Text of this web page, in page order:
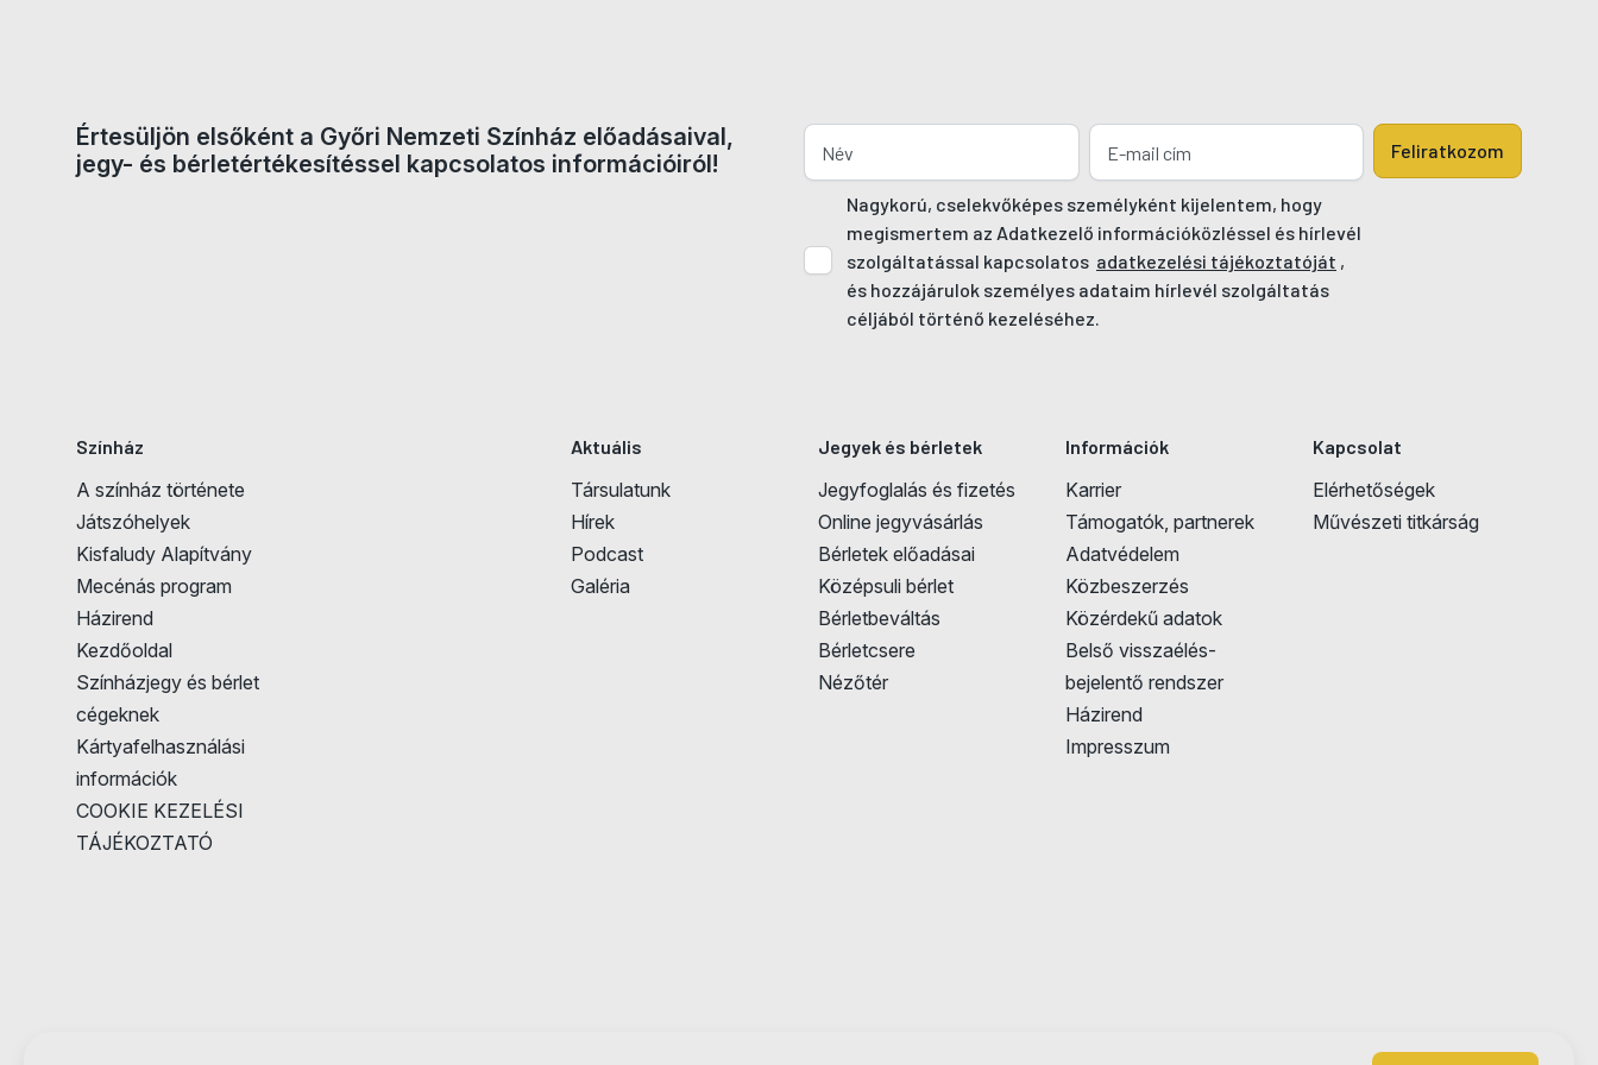
Jegyvásárlás
Értesüljön elsőként a Győri Nemzeti Színház előadásaival,
jegy- és bérletértékesítéssel kapcsolatos információiról!
Nagykorú, cselekvőképes személyként kijelentem, hogy
megismertem az Adatkezelő információközléssel és hírlevél
szolgáltatással kapcsolatos adatkezelési tájékoztatóját ,
és hozzájárulok személyes adataim hírlevél szolgáltatás
céljából történő kezeléséhez.
Feliratkozom
Színház
A színház története
Játszóhelyek
Kisfaludy Alapítvány
Mecénás program
Házirend
Kezdőoldal
Színházjegy és bérlet
cégeknek
Kártyafelhasználási
információk
COOKIE KEZELÉSI
TÁJÉKOZTATÓ
Aktuális
Társulatunk
Hírek
Podcast
Galéria
Jegyek és bérletek
Jegyfoglalás és fizetés
Online jegyvásárlás
Bérletek előadásai
Középsuli bérlet
Bérletbeváltás
Bérletcsere
Nézőtér
Információk
Karrier
Támogatók, partnerek
Adatvédelem
Közbeszerzés
Közérdekű adatok
Belső visszaélés-
bejelentő rendszer
Házirend
Impresszum
Kapcsolat
Elérhetőségek
Művészeti titkárság